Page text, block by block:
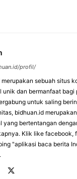
profil/
merupakan sebuah situs
unik dan bermanfaat
untuk saling
bidhuan.id
yang bertentangan
Klik like facebook,
"aplikasi baca berita